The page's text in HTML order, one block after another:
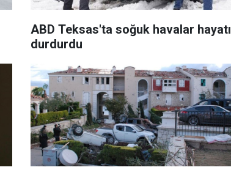
ABD Teksas'ta soğuk havalar hayatı
durdurdu